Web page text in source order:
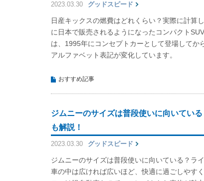
2023.03.30 グッドスピード
日産キックスの燃費はどれくらい？実際に計算
に日本で販売されるようになったコンパクト
は、1995年にコンセプトカーとして登場してか
アルファベット表記が変化しています。
おすすめ記事
ジムニーのサイズは普段使いに向いてい
も解説！
2023.03.30 グッドスピード
ジムニーのサイズは普段使いに向いている？ラ
車の中は広ければ広いほど、快適に過ごしやす